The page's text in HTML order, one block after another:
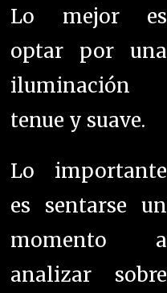
Lo mejor es
optar por una
iluminación
tenue y suave.
Lo importante
es sentarse un
momento a
analizar sobre